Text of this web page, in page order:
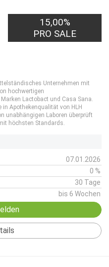
15,00%
PRO SALE
Unternehmen mit
hochwertigen
Lactobact und Casa Sana.
in Apothekenqualität von HLH
unabhängigen Laboren überprüft
höchsten Standards.
07.01.2026
0 %
30 Tage
bis 6 Wochen